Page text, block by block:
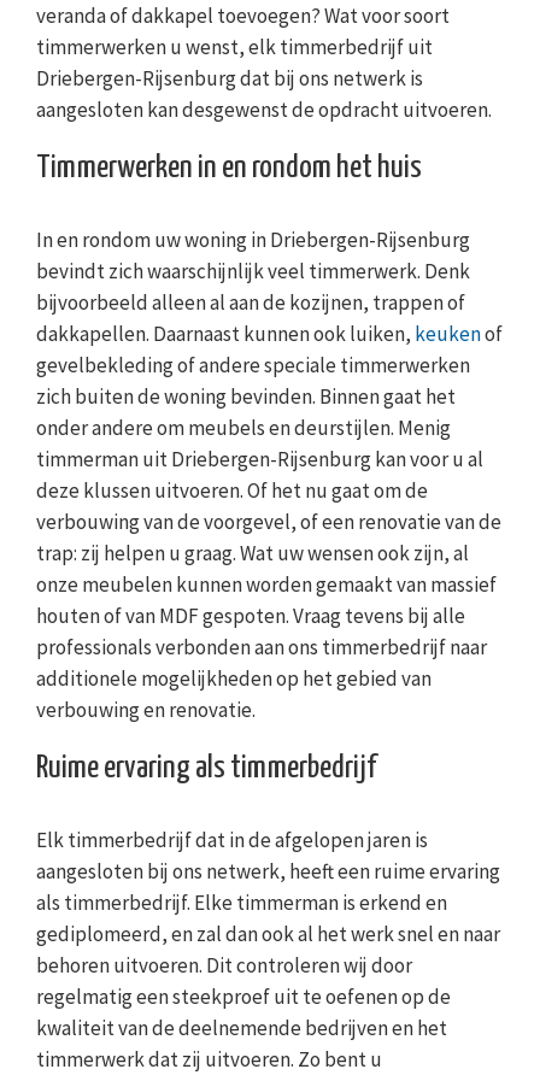
veranda of dakkapel toevoegen? Wat voor soort
timmerwerken u wenst, elk timmerbedrijf uit
Driebergen-Rijsenburg dat bij ons netwerk is
aangesloten kan desgewenst de opdracht uitvoeren.
Timmerwerken in en rondom het huis
In en rondom uw woning in Driebergen-Rijsenburg
bevindt zich waarschijnlijk veel timmerwerk. Denk
bijvoorbeeld alleen al aan de kozijnen, trappen of
dakkapellen. Daarnaast kunnen ook luiken, keukenof
gevelbekleding of andere speciale timmerwerken
zich buiten de woning bevinden. Binnen gaat het
onder andere om meubels en deurstijlen. Menig
timmerman uit Driebergen-Rijsenburg kan voor u al
deze klussen uitvoeren. Of het nu gaat om de
verbouwing van de voorgevel, of een renovatie van de
trap: zij helpen u graag. Wat uw wensen ook zijn, al
onze meubelen kunnen worden gemaakt van massief
houten of van MDF gespoten. Vraag tevens bij alle
professionals verbonden aan ons timmerbedrijf naar
additionele mogelijkheden op het gebied van
verbouwing en renovatie.
Ruime ervaring als timmerbedrijf
Elk timmerbedrijf dat in de afgelopen jaren is
aangesloten bij ons netwerk, heeft een ruime ervaring
als timmerbedrijf. Elke timmerman is erkend en
gediplomeerd, en zal dan ook al het werk snel en naar
behoren uitvoeren. Dit controleren wij door
regelmatig een steekproef uit te oefenen op de
kwaliteit van de deelnemende bedrijven en het
timmerwerk dat zij uitvoeren. Zo bent u